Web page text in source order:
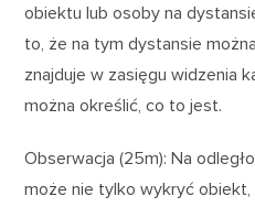
obiektu lub osoby na
to, że na tym dystansie
znajduje w zasięgu widzenia
można określić, co to jest.
Obserwacja (25m): Na
może nie tylko wykryć